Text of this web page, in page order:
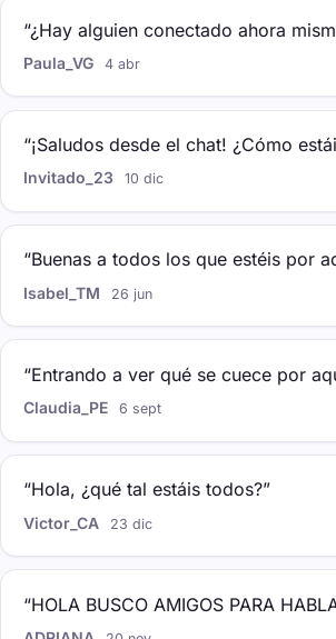
“¿Hay alguien conectado ahora
Paula_VG 4 abr
“¡Saludos desde el chat! ¿Cómo
Invitado_23 10 dic
“Buenas a todos los que estéis por
Isabel_TM 26 jun
“Entrando a ver qué se cuece por
Claudia_PE 6 sept
“Hola, ¿qué tal estáis todos?”
Victor_CA 23 dic
“HOLA BUSCO AMIGOS PARA